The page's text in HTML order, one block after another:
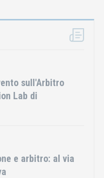
sull'Arbitro
Lab di
e arbitro: al via